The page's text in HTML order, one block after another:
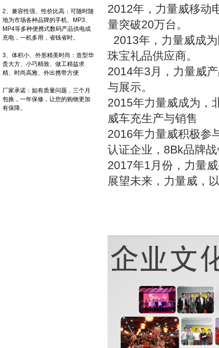
2012年，力量威移动
量突破20万台。
2013年，力量威成
珠宝礼品供应商。
2014年3月，力量威
与展示。
2015年力量威成为，
威车充生产与销售
2016年力量威积极参
认证企业，8Bk品牌
2017年1月份，力量
展望未来，力量威，
2、兼容性强、性价比高：可随时随
地为市场各种品牌的手机、MP3、
MP4等多种便携式数码产品供电或
充电，一机多用，省钱省时。
3、体积小、外形精美时尚：造型华
贵大方、小巧精致、做工精益求
精、时尚高雅、外出携带方便
厂家承诺：如有质量问题，三个月
包换，一年保修，让您的购物更加
有保障。